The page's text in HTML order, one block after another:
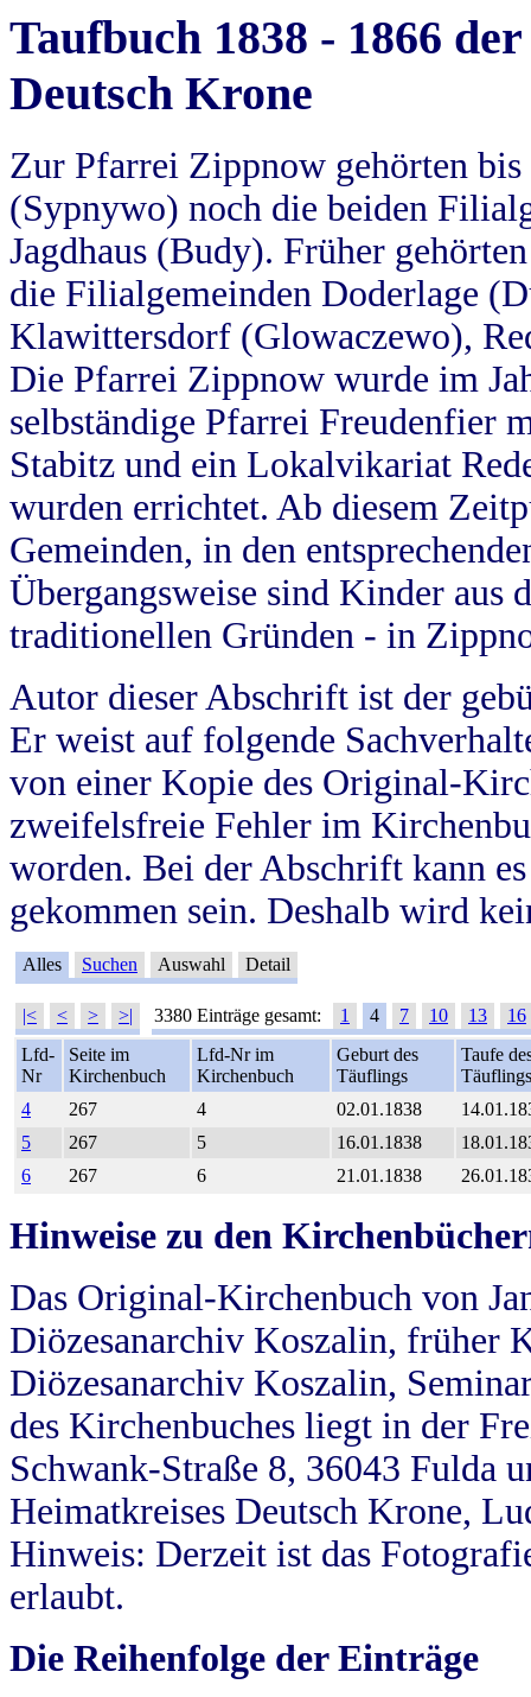
Taufbuch 1838 - 1866
Deutsch Krone
Zur Pfarrei Zippnow gehörten
(Sypnywo) noch die beiden
Jagdhaus (Budy). Früher
die Filialgemeinden Doderlage
Klawittersdorf (Glowaczewo),
Die Pfarrei Zippnow wurde im
selbständige Pfarrei Freudenfier
Stabitz und ein Lokalvikariat
wurden errichtet. Ab diesem
Gemeinden, in den
Übergangsweise sind Kinder aus
traditionellen Gründen - in
Autor dieser Abschrift ist der
Er weist auf folgende
von einer Kopie des Original-
zweifelsfreie Fehler im
worden. Bei der Abschrift kann
gekommen sein. Deshalb wird
Alles Suchen Auswahl Detail
|< < > >| 3380 Einträge gesamt: 1 4 7 10 13
16
Lfd-
Nr
Seite im
Kirchenbuch
Lfd-Nr im
Kirchenbuch
Geburt des
Täuflings
Taufe
Täuflings
4
267 4 02.01.1838
5
267 5 16.01.1838
6
267 6 21.01.1838
Hinweise zu den
Das Original-Kirchenbuch von
Diözesanarchiv Koszalin, früher
Diözesanarchiv Koszalin,
des Kirchenbuches liegt in der
Schwank-Straße 8, 36043 Fulda
Heimatkreises Deutsch Krone,
Hinweis: Derzeit ist das
erlaubt.
Die Reihenfolge der Einträge